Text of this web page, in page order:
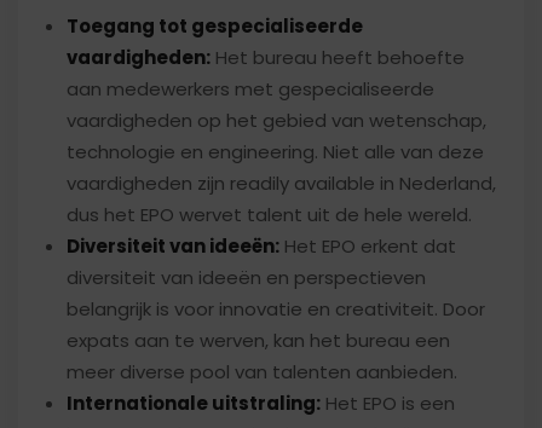
Toegang tot gespecialiseerde
vaardigheden: Het bureau heeft behoefte
aan medewerkers met gespecialiseerde
vaardigheden op het gebied van wetenschap,
technologie en engineering. Niet alle van deze
vaardigheden zijn readily available in Nederland,
dus het EPO wervet talent uit de hele wereld.
Diversiteit van ideeën: Het EPO erkent dat
diversiteit van ideeën en perspectieven
belangrijk is voor innovatie en creativiteit. Door
expats aan te werven, kan het bureau een
meer diverse pool van talenten aanbieden.
Internationale uitstraling: Het EPO is een